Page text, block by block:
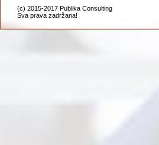
(c) 2015-2017 Publika Consulting
Sva prava zadržana!